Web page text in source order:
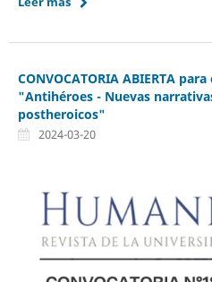
CONVOCATORIA ABIERTA
"Antihéroes - Nuevas
postheroicos"
2024-03-20